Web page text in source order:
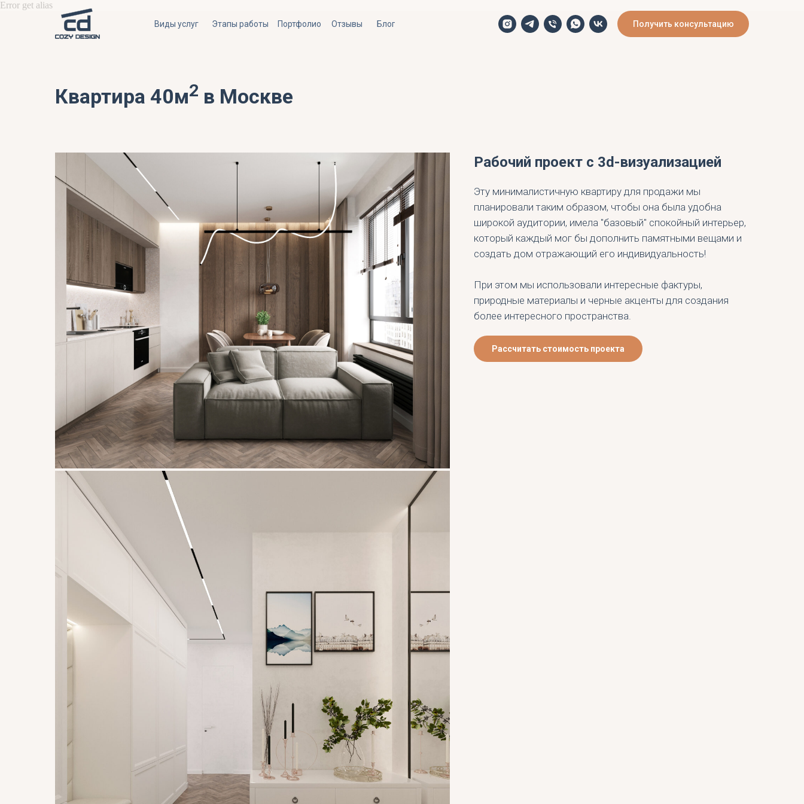
Виды услуг Этапы работы Портфолио Отзывы Блог Получить консультацию
Error get alias
Квартира 40м2 в Москве
Рабочий проект с 3d-визуализацией
Эту минималистичную квартиру для продажи мы
планировали таким образом, чтобы она была удобна
широкой аудитории, имела "базовый" спокойный интерьер,
который каждый мог бы дополнить памятными вещами и
создать дом отражающий его индивидуальность!
При этом мы использовали интересные фактуры,
природные материалы и черные акценты для создания
более интересного пространства.
Рассчитать стоимость проекта